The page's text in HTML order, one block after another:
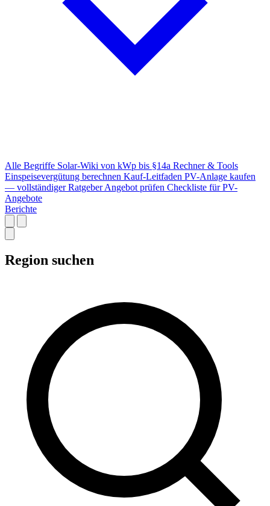
Alle Begriffe Solar-Wiki von kWp bis §14a Rechner & Tools
Einspeisevergütung berechnen Kauf-Leitfaden PV-Anlage kaufen
— vollständiger Ratgeber Angebot prüfen Checkliste für PV-
Angebote
Berichte
Region suchen